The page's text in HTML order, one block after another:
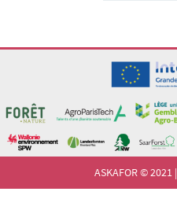
ASKAFOR © 2021 |